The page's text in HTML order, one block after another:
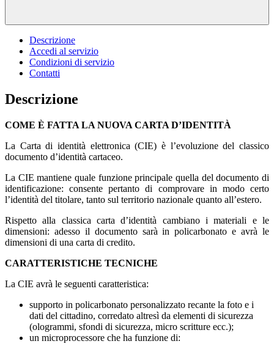
Descrizione
Accedi al servizio
Condizioni di servizio
Contatti
Descrizione
COME È FATTA LA NUOVA CARTA D’IDENTITÀ
La Carta di identità elettronica (CIE) è l’evoluzione del classico
documento d’identità cartaceo.
La CIE mantiene quale funzione principale quella del documento di
identificazione: consente pertanto di comprovare in modo certo
l’identità del titolare, tanto sul territorio nazionale quanto all’estero.
Rispetto alla classica carta d’identità cambiano i materiali e le
dimensioni: adesso il documento sarà in policarbonato e avrà le
dimensioni di una carta di credito.
CARATTERISTICHE TECNICHE
La CIE avrà le seguenti caratteristica:
supporto in policarbonato personalizzato recante la foto e i
dati del cittadino, corredato altresì da elementi di sicurezza
(ologrammi, sfondi di sicurezza, micro scritture ecc.);
un microprocessore che ha funzione di: